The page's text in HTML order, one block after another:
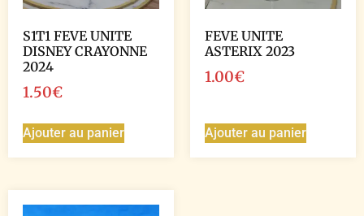
S1T1 FEVE UNITE
DISNEY CRAYONNE
2024
1.50€
Ajouter au panier
FEVE UNITE
ASTERIX 2023
1.00€
Ajouter au panier